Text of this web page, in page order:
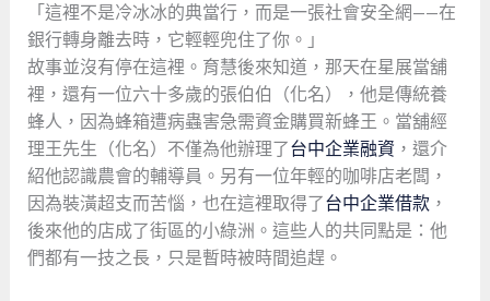
「這裡不是冷冰冰的典當行，而是一張社會安全網——在
銀行轉身離去時，它輕輕兜住了你。」
故事並沒有停在這裡。育慧後來知道，那天在星展當舖
裡，還有一位六十多歲的張伯伯（化名），他是傳統養
蜂人，因為蜂箱遭病蟲害急需資金購買新蜂王。當舖經
理王先生（化名）不僅為他辦理了台中企業融資 ，還介
紹他認識農會的輔導員。另有一位年輕的咖啡店老闆，
因為裝潢超支而苦惱，也在這裡取得了台中企業借款，
後來他的店成了街區的小綠洲。這些人的共同點是：他
們都有一技之長，只是暫時被時間追趕。